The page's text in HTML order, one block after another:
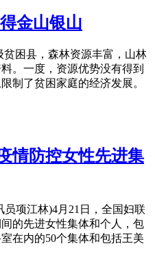
金山银山
困县，森林资源丰富，山林
。一度，资源优势没有得到
制了贫困家庭的经济发展。
情防控女性先进集
项江林)4月21日，全国妇联
的先进女性集体和个人，包
在内的50个集体和包括王美